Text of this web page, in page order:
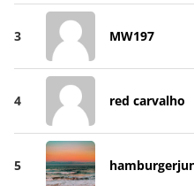
3 MW197
4 red carvalho
5